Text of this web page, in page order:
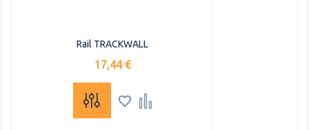
Rail TRACKWALL
Precio
17,44 €
 